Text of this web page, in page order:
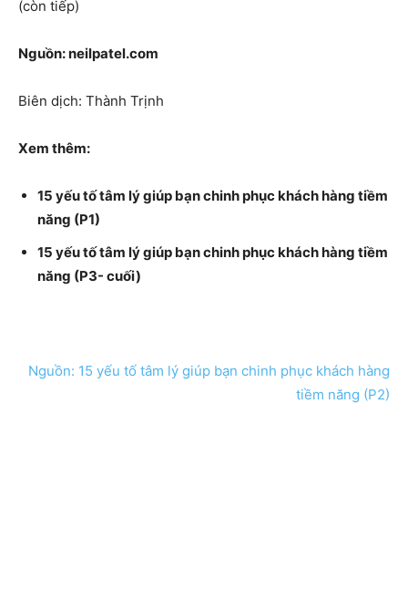
(còn tiếp)
Nguồn: neilpatel.com
Biên dịch: Thành Trịnh
Xem thêm:
15 yếu tố tâm lý giúp bạn chinh phục khách hàng tiềm
năng (P1)
15 yếu tố tâm lý giúp bạn chinh phục khách hàng tiềm
năng (P3- cuối)
Nguồn: 15 yếu tố tâm lý giúp bạn chinh phục khách hàng
tiềm năng (P2)